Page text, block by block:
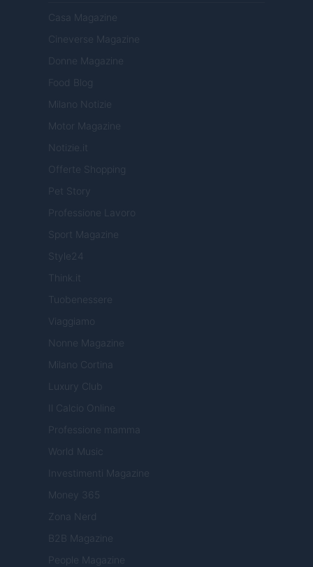
Casa Magazine
Cineverse Magazine
Donne Magazine
Food Blog
Milano Notizie
Motor Magazine
Notizie.it
Offerte Shopping
Pet Story
Professione Lavoro
Sport Magazine
Style24
Think.it
Tuobenessere
Viaggiamo
Nonne Magazine
Milano Cortina
Luxury Club
Il Calcio Online
Professione mamma
World Music
Investimenti Magazine
Money 365
Zona Nerd
B2B Magazine
People Magazine